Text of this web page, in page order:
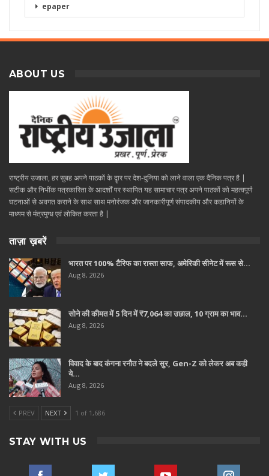
epaper
ABOUT US
राष्ट्रीय उजाला, हर सुबह अपने पाठकों के दॄार पर देश-दुनिया को लाने वाला एक दैनिक पत्र है |
सटीक और निभींक पत्रकारिता के आदर्शों पर स्थापित यह सामाचार पत्र अपने पाठकों को महत्वपूर्ण
घटनाओं से अवगत कराने के साथ साथ मनोरंजक और जानकारीपूर्ण संपादकीय और कहानियों के
माध्यम से मंत्रमुग्ध एवं लोकित करता है |
ताज़ा ख़बरें
भारत पर 100% टैरिफ का रास्ता साफ, अमेरिकी सीनेट में रूस से…
Aug 8, 2026
सोने की कीमत में 5 दिन में ₹7,064 का उछाल, 10 ग्राम का भाव…
Aug 8, 2026
विवाद के बाद कंगना रनौत ने बदले सुर, Gen-Z को लेकर अब कही
ये…
Aug 8, 2026
PREV NEXT 1 of 1,686
STAY WITH US